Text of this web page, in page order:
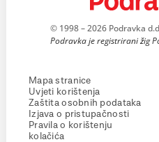
© 1998 – 2026 Podravka
Podravka je registrirani žig
Mapa stranice
Uvjeti korištenja
Zaštita osobnih podataka
Izjava o pristupačnosti
Pravila o korištenju
kolačića